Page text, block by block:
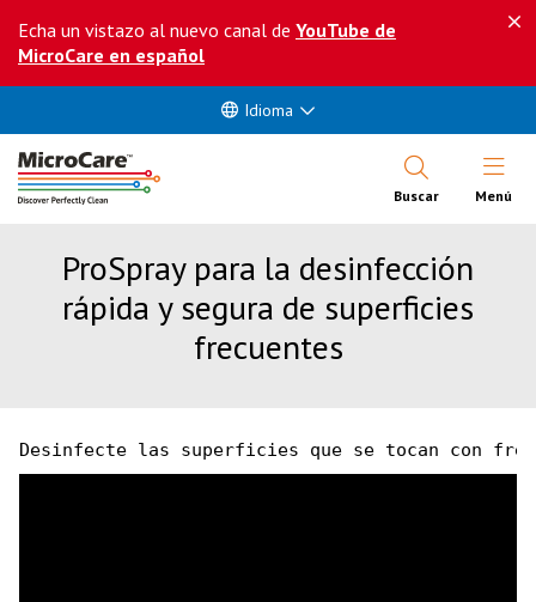
Echa un vistazo al nuevo canal de YouTube de
MicroCare en español
Idioma
Buscar Abrir
Menú
ProSpray para la desinfección
rápida y segura de superficies
frecuentes
Desinfecte las superficies que se tocan con